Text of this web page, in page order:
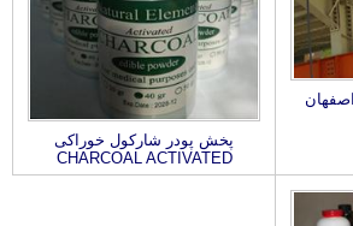
پخش پودر شارکول خوراکی
CHARCOAL ACTIVATED